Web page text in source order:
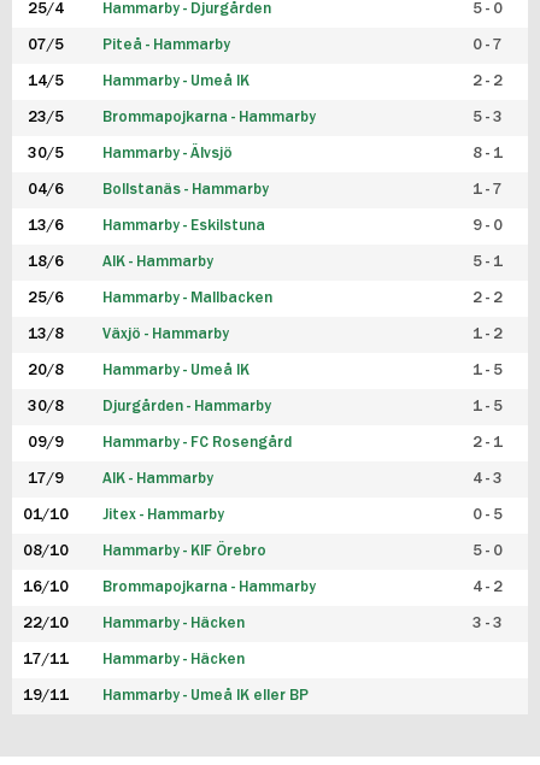
25/4 Hammarby - Djurgården 5 - 0
07/5 Piteå - Hammarby 0 - 7
14/5 Hammarby - Umeå IK 2 - 2
23/5 Brommapojkarna - Hammarby 5 - 3
30/5 Hammarby - Älvsjö 8 - 1
04/6 Bollstanäs - Hammarby 1 - 7
13/6 Hammarby - Eskilstuna 9 - 0
18/6 AIK - Hammarby 5 - 1
25/6 Hammarby - Mallbacken 2 - 2
13/8 Växjö - Hammarby 1 - 2
20/8 Hammarby - Umeå IK 1 - 5
30/8 Djurgården - Hammarby 1 - 5
09/9 Hammarby - FC Rosengård 2 - 1
17/9 AIK - Hammarby 4 - 3
01/10 Jitex - Hammarby 0 - 5
08/10 Hammarby - KIF Örebro 5 - 0
16/10 Brommapojkarna - Hammarby 4 - 2
22/10 Hammarby - Häcken 3 - 3
17/11 Hammarby - Häcken
19/11 Hammarby - Umeå IK eller BP